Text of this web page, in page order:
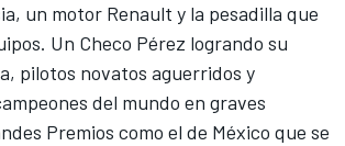
un motor Renault y la pesadilla que
Un Checo Pérez logrando su
pilotos novatos aguerridos y
del mundo en graves
Premios como el de México que se